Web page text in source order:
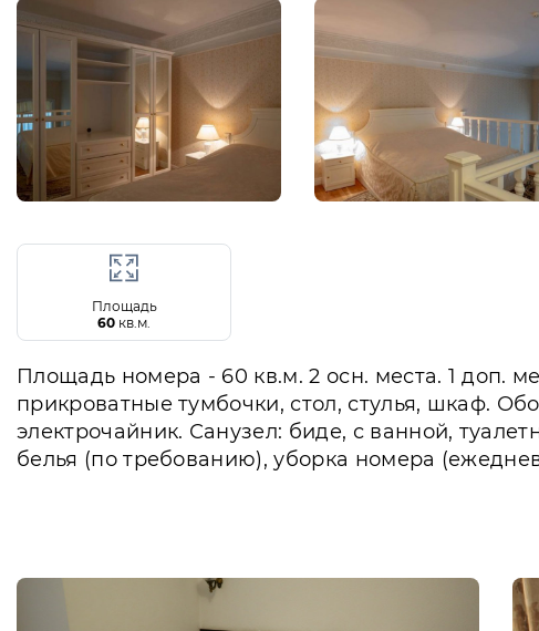
Площадь
60 кв.м.
Площадь номера - 60 кв.м. 2 осн. места. 1 доп.
прикроватные тумбочки, стол, стулья, шкаф.
электрочайник. Санузел: биде, с ванной,
белья (по требованию), уборка номера